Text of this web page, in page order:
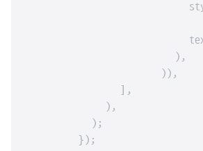
                      ),
                    )),
              ],
            ),
          );
        });